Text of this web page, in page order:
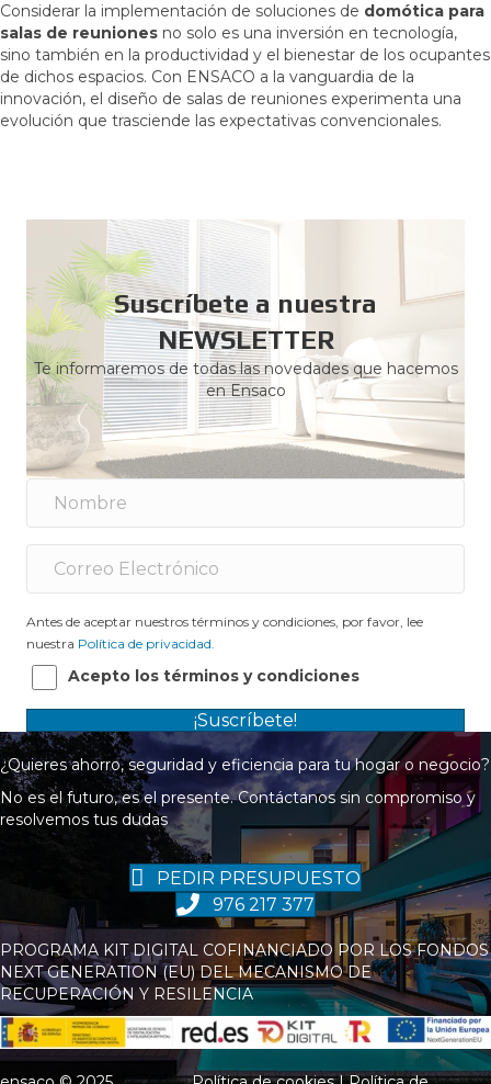
Considerar la implementación de soluciones de domótica para
salas de reuniones no solo es una inversión en tecnología,
sino también en la productividad y el bienestar de los ocupantes
de dichos espacios. Con ENSACO a la vanguardia de la
innovación, el diseño de salas de reuniones experimenta una
evolución que trasciende las expectativas convencionales.
Suscríbete a nuestra
NEWSLETTER
Te informaremos de todas las novedades que hacemos
en Ensaco
Antes de aceptar nuestros términos y condiciones, por favor, lee
nuestra Política de privacidad.
Acepto los términos y condiciones
¡Suscríbete!
¿Quieres ahorro, seguridad y eficiencia para tu hogar o negocio?
No es el futuro, es el presente. Contáctanos sin compromiso y
resolvemos tus dudas
PEDIR PRESUPUESTO
976 217 377
PROGRAMA KIT DIGITAL COFINANCIADO POR LOS FONDOS
NEXT GENERATION (EU) DEL MECANISMO DE
RECUPERACIÓN Y RESILENCIA